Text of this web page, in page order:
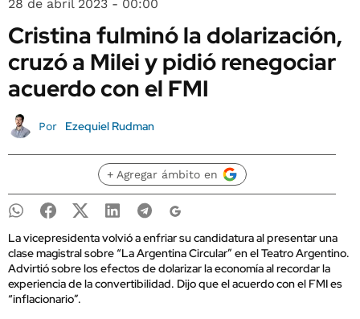
28 de abril 2023 - 00:00
Cristina fulminó la dolarización,
cruzó a Milei y pidió renegociar
acuerdo con el FMI
Por Ezequiel Rudman
+ Agregar ámbito en
La vicepresidenta volvió a enfriar su candidatura al presentar una
clase magistral sobre “La Argentina Circular” en el Teatro Argentino.
Advirtió sobre los efectos de dolarizar la economía al recordar la
experiencia de la convertibilidad. Dijo que el acuerdo con el FMI es
“inflacionario”.